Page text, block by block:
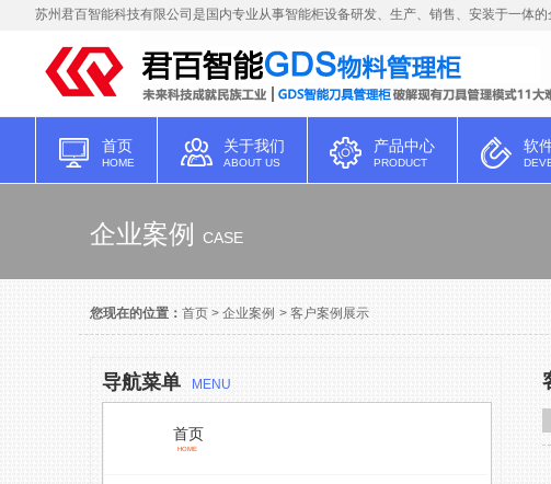
苏州君百智能科技有限公司是国内专业从事智能柜设备研发、生产、销售、安装于一体
首页
HOME
关于我们
ABOUT US
产品中心
PRODUCT
软
企业案例 CASE
您现在的位置： 首页 > 企业案例 > 客户案例展示
导航菜单 MENU
首页
HOME